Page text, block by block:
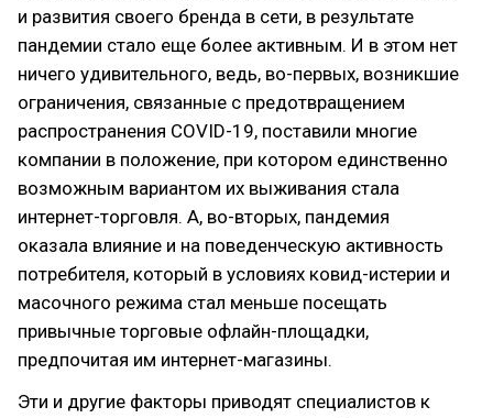
и развития своего бренда в сети, в результате
пандемии стало еще более активным. И в этом нет
ничего удивительного, ведь, во-первых, возникшие
ограничения, связанные с предотвращением
распространения COVID-19, поставили многие
компании в положение, при котором единственно
возможным вариантом их выживания стала
интернет-торговля. А, во-вторых, пандемия
оказала влияние и на поведенческую активность
потребителя, который в условиях ковид-истерии и
масочного режима стал меньше посещать
привычные торговые офлайн-площадки,
предпочитая им интернет-магазины.
Эти и другие факторы приводят специалистов к